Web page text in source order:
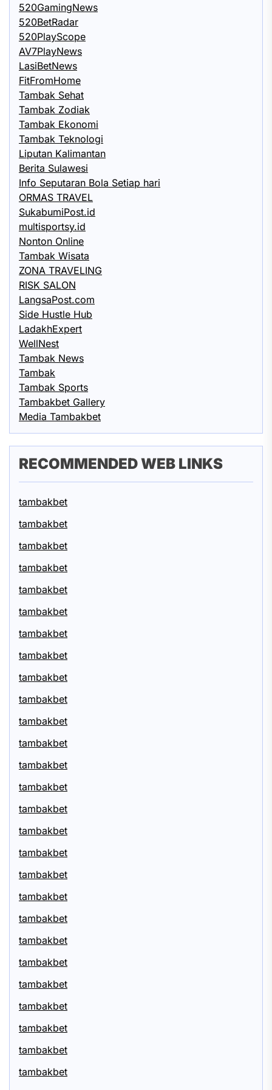
520GamingNews
520BetRadar
520PlayScope
AV7PlayNews
LasiBetNews
FitFromHome
Tambak Sehat
Tambak Zodiak
Tambak Ekonomi
Tambak Teknologi
Liputan Kalimantan
Berita Sulawesi
Info Seputaran Bola Setiap hari
ORMAS TRAVEL
SukabumiPost.id
multisportsy.id
Nonton Online
Tambak Wisata
ZONA TRAVELING
RISK SALON
LangsaPost.com
Side Hustle Hub
LadakhExpert
WellNest
Tambak News
Tambak
Tambak Sports
Tambakbet Gallery
Media Tambakbet
RECOMMENDED WEB LINKS
tambakbet
tambakbet
tambakbet
tambakbet
tambakbet
tambakbet
tambakbet
tambakbet
tambakbet
tambakbet
tambakbet
tambakbet
tambakbet
tambakbet
tambakbet
tambakbet
tambakbet
tambakbet
tambakbet
tambakbet
tambakbet
tambakbet
tambakbet
tambakbet
tambakbet
tambakbet
tambakbet